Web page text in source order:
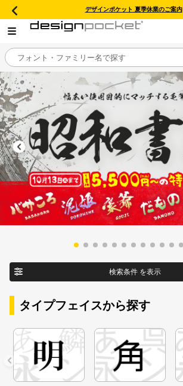
デザインポケット 夏季休業のご案内
目的別フォントガイド
特集
おすすめ
年間ライセンス商品
新着一覧
マイページ
検索条件 を表示
商品名
タイプフェイスから探す